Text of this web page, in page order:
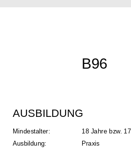
B96
AUSBILDUNG
Mindestalter:
18 Jahre bzw.
Ausbildung:
Praxis